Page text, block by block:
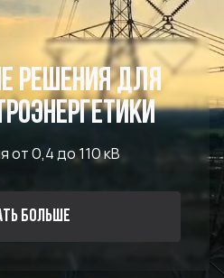
РЕШЕНИЯ ДЛЯ
от 0,4 до 110 кВ
БОЛЬШЕ